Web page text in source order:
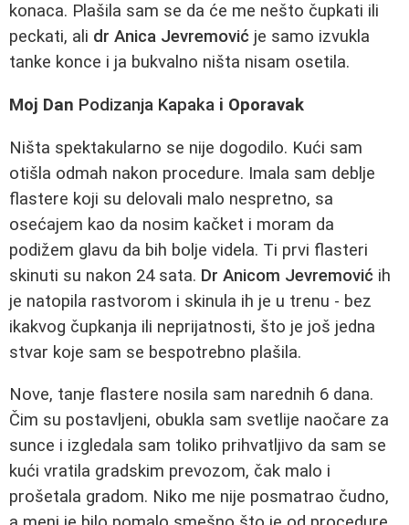
konaca. Plašila sam se da će me nešto čupkati ili
peckati, ali dr Anica Jevremović je samo izvukla
tanke konce i ja bukvalno ništa nisam osetila.
Moj Dan Podizanja Kapaka i Oporavak
Ništa spektakularno se nije dogodilo. Kući sam
otišla odmah nakon procedure. Imala sam deblje
flastere koji su delovali malo nespretno, sa
osećajem kao da nosim kačket i moram da
podižem glavu da bih bolje videla. Ti prvi flasteri
skinuti su nakon 24 sata. Dr Anicom Jevremović ih
je natopila rastvorom i skinula ih je u trenu - bez
ikakvog čupkanja ili neprijatnosti, što je još jedna
stvar koje sam se bespotrebno plašila.
Nove, tanje flastere nosila sam narednih 6 dana.
Čim su postavljeni, obukla sam svetlije naočare za
sunce i izgledala sam toliko prihvatljivo da sam se
kući vratila gradskim prevozom, čak malo i
prošetala gradom. Niko me nije posmatrao čudno,